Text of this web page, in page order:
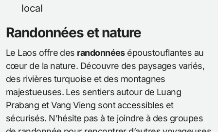
local
Randonnées et nature
Le Laos offre des randonnéesépoustouflantes au
cœur de la nature. Découvre des paysages variés,
des rivières turquoise et des montagnes
majestueuses. Les sentiers autour de Luang
Prabang et Vang Vieng sont accessibles et
sécurisés. N’hésite pas à te joindre à des groupes